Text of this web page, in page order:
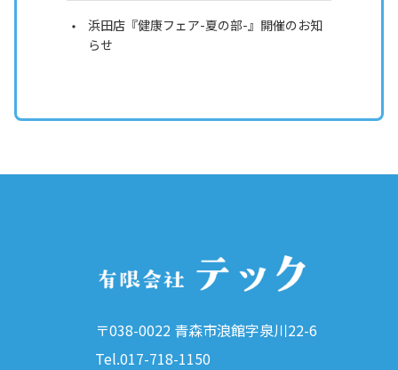
浜田店『健康フェア-夏の部-』開催のお知
らせ
〒038-0022 青森市浪館字泉川22-6
Tel.017-718-1150